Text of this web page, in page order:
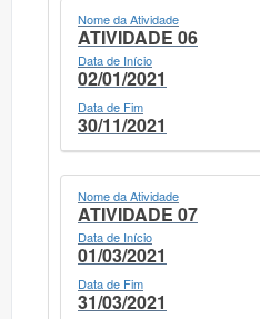
Nome da Atividade
ATIVIDADE 06
Data de Início
02/01/2021
Data de Fim
30/11/2021
Nome da Atividade
ATIVIDADE 07
Data de Início
01/03/2021
Data de Fim
31/03/2021